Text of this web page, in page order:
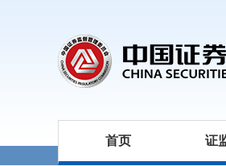
首页 证